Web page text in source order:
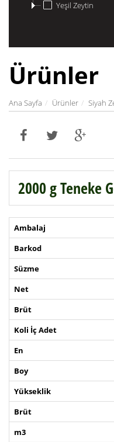
Yeşil Zeytin
Ürünler
Ana Sayfa Ürünler Siyah
2000 g Teneke
Ambalaj
Barkod
Süzme
Net
Brüt
Koli İç Adet
En
Boy
Yükseklik
Brüt
m3